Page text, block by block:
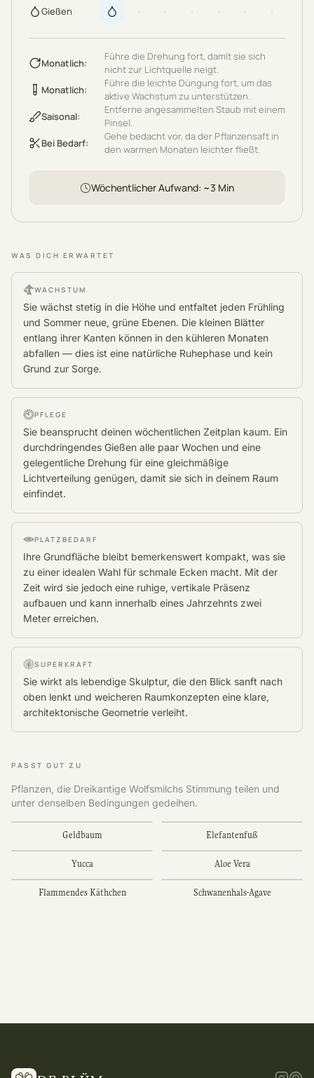
Gießen · · · · · ·
Monatlich:
Führe die Drehung fort, damit sie sich
nicht zur Lichtquelle neigt.
Monatlich:
Führe die leichte Düngung fort, um das
aktive Wachstum zu unterstützen.
Saisonal:
Entferne angesammelten Staub mit einem
Pinsel.
Bei Bedarf:
Gehe bedacht vor, da der Pflanzensaft in
den warmen Monaten leichter fließt.
Wöchentlicher Aufwand: ~3 Min
WAS DICH ERWARTET
WACHSTUM
Sie wächst stetig in die Höhe und entfaltet jeden Frühling
und Sommer neue, grüne Ebenen. Die kleinen Blätter
entlang ihrer Kanten können in den kühleren Monaten
abfallen — dies ist eine natürliche Ruhephase und kein
Grund zur Sorge.
PFLEGE
Sie beansprucht deinen wöchentlichen Zeitplan kaum. Ein
durchdringendes Gießen alle paar Wochen und eine
gelegentliche Drehung für eine gleichmäßige
Lichtverteilung genügen, damit sie sich in deinem Raum
einfindet.
PLATZBEDARF
Ihre Grundfläche bleibt bemerkenswert kompakt, was sie
zu einer idealen Wahl für schmale Ecken macht. Mit der
Zeit wird sie jedoch eine ruhige, vertikale Präsenz
aufbauen und kann innerhalb eines Jahrzehnts zwei
Meter erreichen.
SUPERKRAFT
Sie wirkt als lebendige Skulptur, die den Blick sanft nach
oben lenkt und weicheren Raumkonzepten eine klare,
architektonische Geometrie verleiht.
PASST GUT ZU
Pflanzen, die Dreikantige Wolfsmilchs Stimmung teilen und
unter denselben Bedingungen gedeihen.
Geldbaum Elefantenfuß
Yucca Aloe Vera
Flammendes Käthchen Schwanenhals-Agave